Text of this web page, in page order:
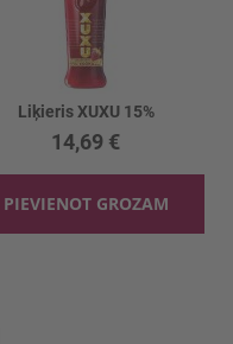
Liķieris XUXU 15%
14,69 €
PIEVIENOT GROZAM